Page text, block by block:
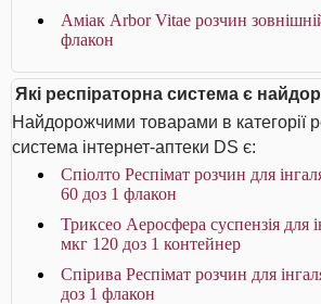
Аміак Arbor Vitae розчин
флакон
Які респіраторна система є
Найдорожчими товарами в категорії
система інтернет-аптеки DS є:
Спіолто Респімат розчин для
60 доз 1 флакон
Триксео Аеросфера суспензія для
мкг 120 доз 1 контейнер
Спірива Респімат розчин для
доз 1 флакон